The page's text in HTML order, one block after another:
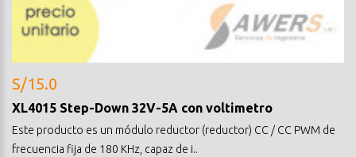
S/15.0
XL4015 Step-Down 32V-5A con voltimetro
Este producto es un módulo reductor (reductor) CC / CC PWM de
frecuencia fija de 180 KHz, capaz de i..